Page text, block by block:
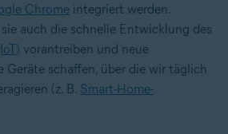
Chrome integriert werden.
auch die schnelle Entwicklung des
vorantreiben und neue
Geräte schaffen, über die wir täglich
(z. B. Smart-Home-